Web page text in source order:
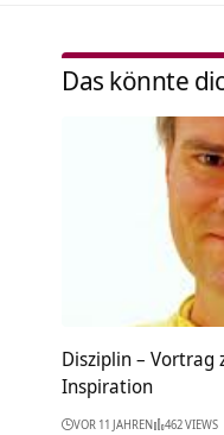
Das könnte
Disziplin – Vortrag
Inspiration
VOR 11 JAHREN 462 VIEWS